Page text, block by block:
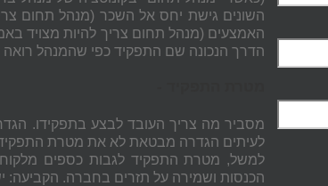
השונים גישת יחס אל השכר (מנהל תחום
האמצעים (מנהל תחום צריך להיות מצויד
הדרך הנכונה שם התפקיד כפי שהמנהל רואה
מסביר מה צריך העובד לבצע בתפקידו.
לעיתים הגדרה מבטאת לא את מטרת התפקיד,
למשל, מטרת התפקיד לגבות כספים
הכנסות ושמירה על תזרים בחברה. הקביעה: